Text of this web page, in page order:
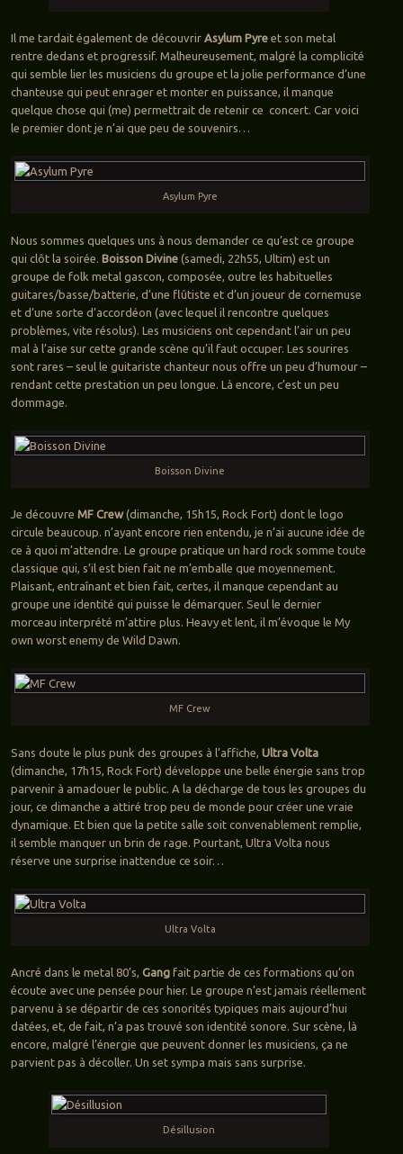
Il me tardait également de découvrir Asylum Pyreet son metal
rentre dedans et progressif. Malheureusement, malgré la complicité
qui semble lier les musiciens du groupe et la jolie performance d’une
chanteuse qui peut enrager et monter en puissance, il manque
quelque chose qui (me) permettrait de retenir ce concert. Car voici
le premier dont je n’ai que peu de souvenirs…
Asylum Pyre
Nous sommes quelques uns à nous demander ce qu’est ce groupe
qui clôt la soirée. Boisson Divine(samedi, 22h55, Ultim) est un
groupe de folk metal gascon, composée, outre les habituelles
guitares/basse/batterie, d’une flûtiste et d’un joueur de cornemuse
et d’une sorte d’accordéon (avec lequel il rencontre quelques
problèmes, vite résolus). Les musiciens ont cependant l’air un peu
mal à l’aise sur cette grande scène qu’il faut occuper. Les sourires
sont rares – seul le guitariste chanteur nous offre un peu d’humour –
rendant cette prestation un peu longue. Là encore, c’est un peu
dommage.
Boisson Divine
Je découvre MF Crew(dimanche, 15h15, Rock Fort) dont le logo
circule beaucoup. n’ayant encore rien entendu, je n’ai aucune idée de
ce à quoi m’attendre. Le groupe pratique un hard rock somme toute
classique qui, s’il est bien fait ne m’emballe que moyennement.
Plaisant, entraînant et bien fait, certes, il manque cependant au
groupe une identité qui puisse le démarquer. Seul le dernier
morceau interprété m’attire plus. Heavy et lent, il m’évoque le My
own worst enemy de Wild Dawn.
MF Crew
Sans doute le plus punk des groupes à l’affiche, Ultra Volta
(dimanche, 17h15, Rock Fort) développe une belle énergie sans trop
parvenir à amadouer le public. A la décharge de tous les groupes du
jour, ce dimanche a attiré trop peu de monde pour créer une vraie
dynamique. Et bien que la petite salle soit convenablement remplie,
il semble manquer un brin de rage. Pourtant, Ultra Volta nous
réserve une surprise inattendue ce soir…
Ultra Volta
Ancré dans le metal 80’s, Gangfait partie de ces formations qu’on
écoute avec une pensée pour hier. Le groupe n’est jamais réellement
parvenu à se départir de ces sonorités typiques mais aujourd’hui
datées, et, de fait, n’a pas trouvé son identité sonore. Sur scène, là
encore, malgré l’énergie que peuvent donner les musiciens, ça ne
parvient pas à décoller. Un set sympa mais sans surprise.
Désillusion